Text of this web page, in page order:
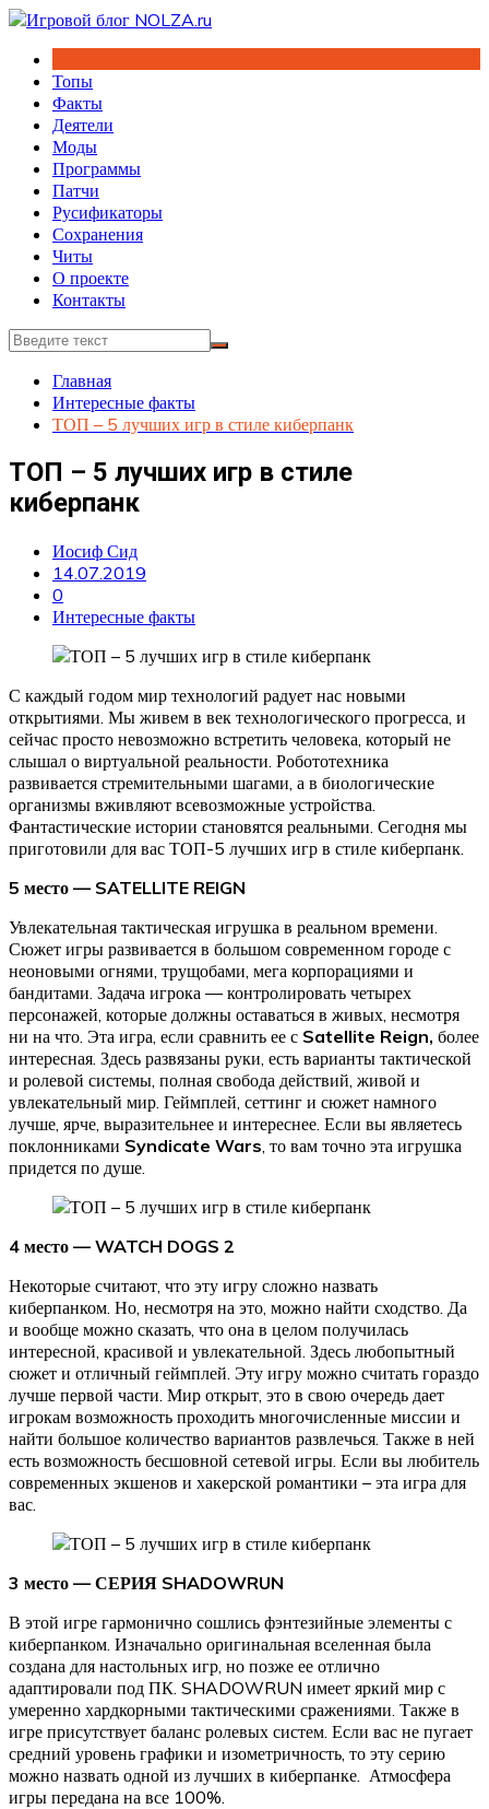
Перейти
содержимому
Топы
Факты
Деятели
Моды
Программы
Патчи
Русификаторы
Сохранения
Читы
О проекте
Контакты
Главная
Интересные факты
ТОП – 5 лучших игр в стиле киберпанк
ТОП – 5 лучших игр в стиле
киберпанк
Иосиф Сид
14.07.2019
0
Интересные факты
С каждый годом мир технологий радует нас новыми
открытиями. Мы живем в век технологического прогресса, и
сейчас просто невозможно встретить человека, который не
слышал о виртуальной реальности. Робототехника
развивается стремительными шагами, а в биологические
организмы вживляют всевозможные устройства.
Фантастические истории становятся реальными. Сегодня мы
приготовили для вас ТОП-5 лучших игр в стиле киберпанк.
5 место — SATELLITE REIGN
Увлекательная тактическая игрушка в реальном времени.
Сюжет игры развивается в большом современном городе с
неоновыми огнями, трущобами, мега корпорациями и
бандитами. Задача игрока — контролировать четырех
персонажей, которые должны оставаться в живых, несмотря
ни на что. Эта игра, если сравнить ее с Satellite Reign, более
интересная. Здесь развязаны руки, есть варианты тактической
и ролевой системы, полная свобода действий, живой и
увлекательный мир. Геймплей, сеттинг и сюжет намного
лучше, ярче, выразительнее и интереснее. Если вы являетесь
поклонниками Syndicate Wars , то вам точно эта игрушка
придется по душе.
4 место — WATCH DOGS 2
Некоторые считают, что эту игру сложно назвать
киберпанком. Но, несмотря на это, можно найти сходство. Да
и вообще можно сказать, что она в целом получилась
интересной, красивой и увлекательной. Здесь любопытный
сюжет и отличный геймплей. Эту игру можно считать гораздо
лучше первой части. Мир открыт, это в свою очередь дает
игрокам возможность проходить многочисленные миссии и
найти большое количество вариантов развлечься. Также в ней
есть возможность бесшовной сетевой игры. Если вы любитель
современных экшенов и хакерской романтики – эта игра для
вас.
3 место — СЕРИЯ SHADOWRUN
В этой игре гармонично сошлись фэнтезийные элементы с
киберпанком. Изначально оригинальная вселенная была
создана для настольных игр, но позже ее отлично
адаптировали под ПК. SHADOWRUN имеет яркий мир с
умеренно хардкорными тактическими сражениями. Также в
игре присутствует баланс ролевых систем. Если вас не пугает
средний уровень графики и изометричность, то эту серию
можно назвать одной из лучших в киберпанке. Атмосфера
игры передана на все 100%.